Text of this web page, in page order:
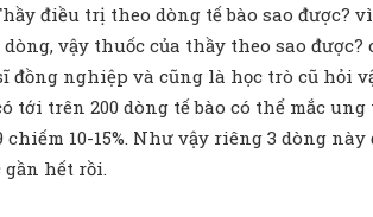
điều trị theo dòng tế bào sao được?
vậy thuốc của thầy theo sao
đồng nghiệp và cũng là học trò cũ hỏi
tới trên 200 dòng tế bào có thể mắc
chiếm 10-15%. Như vậy riêng 3 dòng
hết rồi.